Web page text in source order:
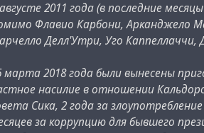
2011 года (в последние
Флавио Карбони, Арканджело
Делл'Утри, Уго
марта 2018 года были вынесены
насилие в отношении
Сика, 2 года за
за коррупцию для бывшего